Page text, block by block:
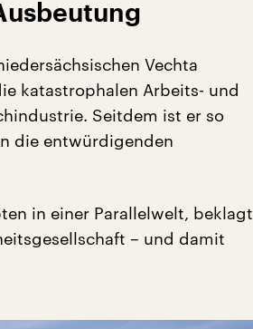
Vechta
katastrophalen Arbeits- und
Seitdem ist er so
die entwürdigenden
in einer Parallelwelt, beklagt
– und damit